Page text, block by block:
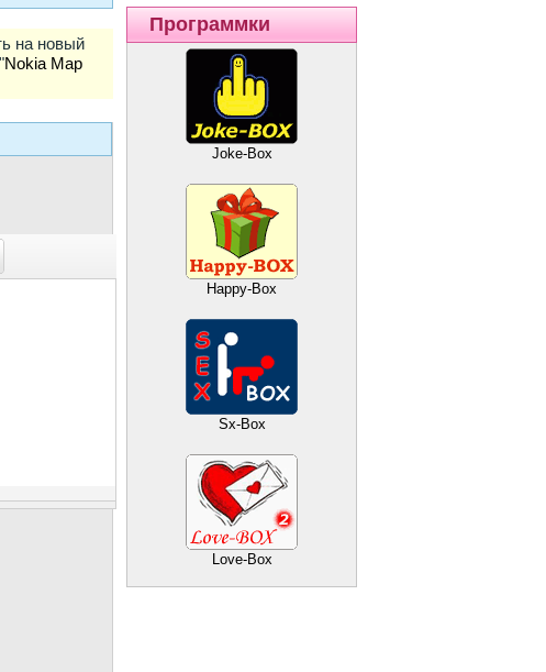
на новый
Nokia Map
Программки
Joke-Box
Happy-Box
Sx-Box
Love-Box